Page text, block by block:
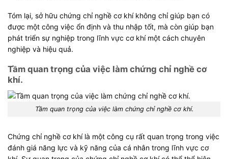
Tóm lại, sở hữu chứng chỉ nghề cơ khí không chỉ giúp bạn có
được một công việc ổn định và thu nhập tốt, mà còn giúp bạn
phát triển sự nghiệp trong lĩnh vực cơ khí một cách chuyên
nghiệp và hiệu quả.
Tầm quan trọng của việc làm chứng chỉ nghề cơ
khí.
Tầm quan trọng của việc làm chứng chỉ nghề cơ khí.
Chứng chỉ nghề cơ khí là một công cụ rất quan trọng trong việc
đánh giá năng lực và kỹ năng của cá nhân trong lĩnh vực cơ